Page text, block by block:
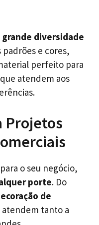
grande diversidade
e cores,
perfeito para
atendem aos
Projetos
o seu negócio,
porte. Do
de
atendem tanto a